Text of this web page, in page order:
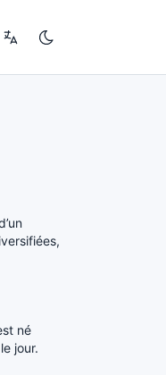
né
jour.